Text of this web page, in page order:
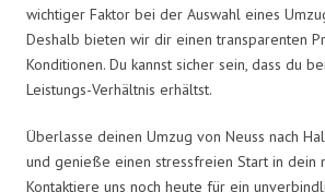
wichtiger Faktor bei der Auswahl eines
Deshalb bieten wir dir einen transparenten
Konditionen. Du kannst sicher sein, dass du
Leistungs-Verhältnis erhältst.
Überlasse deinen Umzug von Neuss nach
und genieße einen stressfreien Start in dein
Kontaktiere uns noch heute für ein